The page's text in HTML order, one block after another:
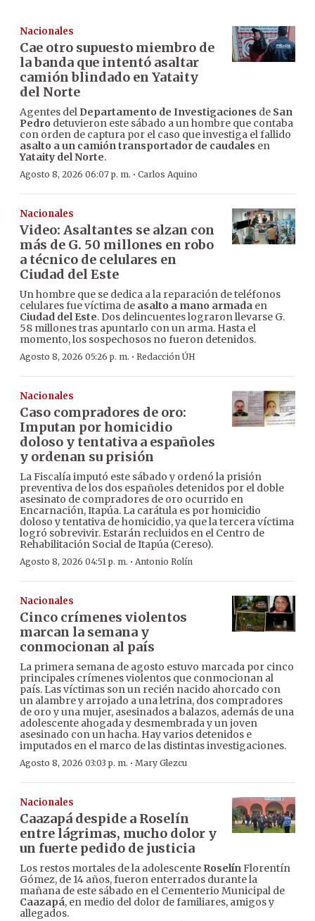
Nacionales
Cae otro supuesto miembro de
la banda que intentó asaltar
camión blindado en Yataity
del Norte
Agentes del Departamento de Investigaciones de San
Pedro detuvieron este sábado a un hombre que contaba
con orden de captura por el caso que investiga el fallido
asalto a un camión transportador de caudales en
Yataity del Norte.
Agosto 8, 2026 06:07 p. m. · Carlos Aquino
Nacionales
Video: Asaltantes se alzan con
más de G. 50 millones en robo
a técnico de celulares en
Ciudad del Este
Un hombre que se dedica a la reparación de teléfonos
celulares fue víctima de asalto a mano armada en
Ciudad del Este. Dos delincuentes lograron llevarse G.
58 millones tras apuntarlo con un arma. Hasta el
momento, los sospechosos no fueron detenidos.
Agosto 8, 2026 05:26 p. m. · Redacción ÚH
Nacionales
Caso compradores de oro:
Imputan por homicidio
doloso y tentativa a españoles
y ordenan su prisión
La Fiscalía imputó este sábado y ordenó la prisión
preventiva de los dos españoles detenidos por el doble
asesinato de compradores de oro ocurrido en
Encarnación, Itapúa. La carátula es por homicidio
doloso y tentativa de homicidio, ya que la tercera víctima
logró sobrevivir. Estarán recluidos en el Centro de
Rehabilitación Social de Itapúa (Cereso).
Agosto 8, 2026 04:51 p. m. · Antonio Rolín
Nacionales
Cinco crímenes violentos
marcan la semana y
conmocionan al país
La primera semana de agosto estuvo marcada por cinco
principales crímenes violentos que conmocionan al
país. Las víctimas son un recién nacido ahorcado con
un alambre y arrojado a una letrina, dos compradores
de oro y una mujer, asesinados a balazos, además de una
adolescente ahogada y desmembrada y un joven
asesinado con un hacha. Hay varios detenidos e
imputados en el marco de las distintas investigaciones.
Agosto 8, 2026 03:03 p. m. · Mary Glezcu
Nacionales
Caazapá despide a Roselín
entre lágrimas, mucho dolor y
un fuerte pedido de justicia
Los restos mortales de la adolescente RoselínFlorentín
Gómez, de 14 años, fueron enterrados durante la
mañana de este sábado en el Cementerio Municipal de
Caazapá, en medio del dolor de familiares, amigos y
allegados.